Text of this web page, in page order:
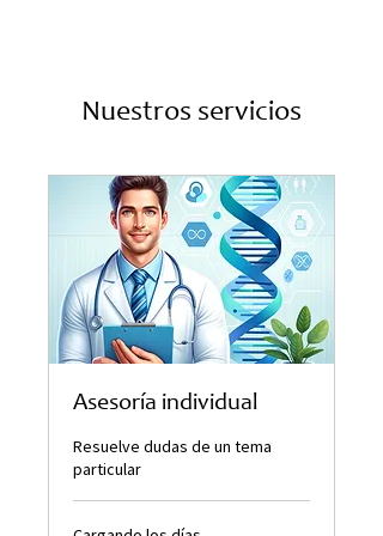
Nuestros servicios
Asesoría individual
Resuelve dudas de un tema
particular